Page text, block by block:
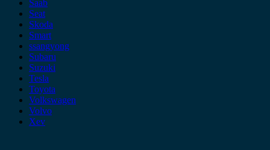
Saab
Seat
Skoda
Smart
ssangyong
Subaru
Suzuki
Tesla
Toyota
Volkswagen
Volvo
Xev